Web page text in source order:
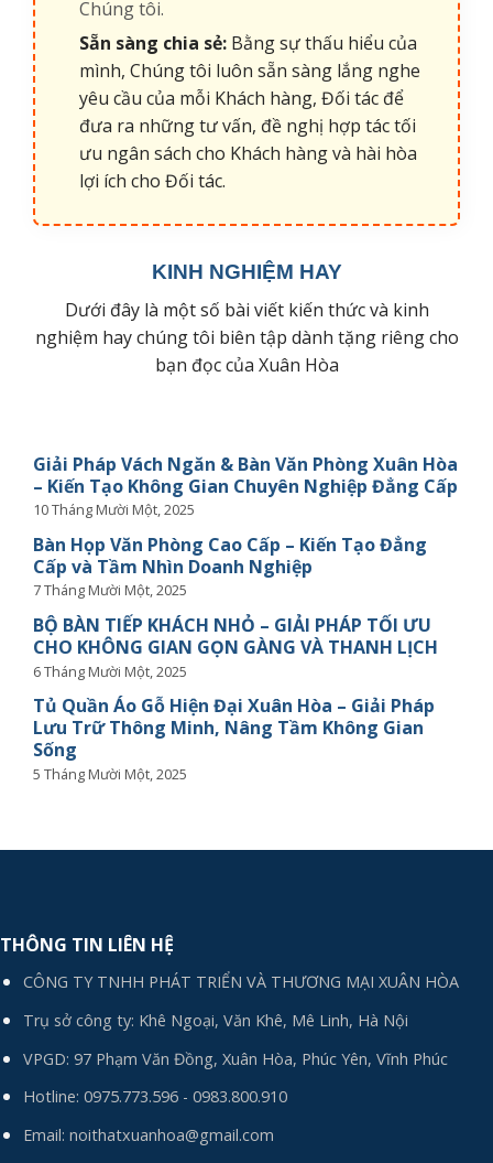
Chúng tôi.
Sẵn sàng chia sẻ: Bằng sự thấu hiểu của
mình, Chúng tôi luôn sẵn sàng lắng nghe
yêu cầu của mỗi Khách hàng, Đối tác để
đưa ra những tư vấn, đề nghị hợp tác tối
ưu ngân sách cho Khách hàng và hài hòa
lợi ích cho Đối tác.
KINH NGHIỆM HAY
Dưới đây là một số bài viết kiến thức và kinh
nghiệm hay chúng tôi biên tập dành tặng riêng cho
bạn đọc của Xuân Hòa
Giải Pháp Vách Ngăn & Bàn Văn Phòng Xuân Hòa
– Kiến Tạo Không Gian Chuyên Nghiệp Đẳng Cấp
10 Tháng Mười Một, 2025
Bàn Họp Văn Phòng Cao Cấp – Kiến Tạo Đẳng
Cấp và Tầm Nhìn Doanh Nghiệp
7 Tháng Mười Một, 2025
BỘ BÀN TIẾP KHÁCH NHỎ – GIẢI PHÁP TỐI ƯU
CHO KHÔNG GIAN GỌN GÀNG VÀ THANH LỊCH
6 Tháng Mười Một, 2025
Tủ Quần Áo Gỗ Hiện Đại Xuân Hòa – Giải Pháp
Lưu Trữ Thông Minh, Nâng Tầm Không Gian
Sống
5 Tháng Mười Một, 2025
THÔNG TIN LIÊN HỆ
CÔNG TY TNHH PHÁT TRIỂN VÀ THƯƠNG MẠI XUÂN HÒA
Trụ sở công ty: Khê Ngoại, Văn Khê, Mê Linh, Hà Nội
VPGD: 97 Phạm Văn Đồng, Xuân Hòa, Phúc Yên, Vĩnh Phúc
Hotline: 0975.773.596- 0983.800.910
Email: noithatxuanhoa@gmail.com